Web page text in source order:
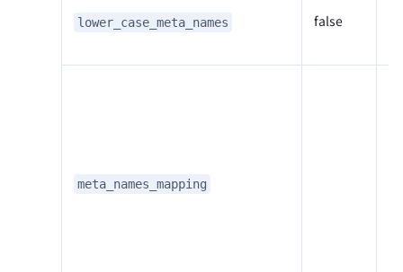
lower_case_meta_names false
meta_names_mapping